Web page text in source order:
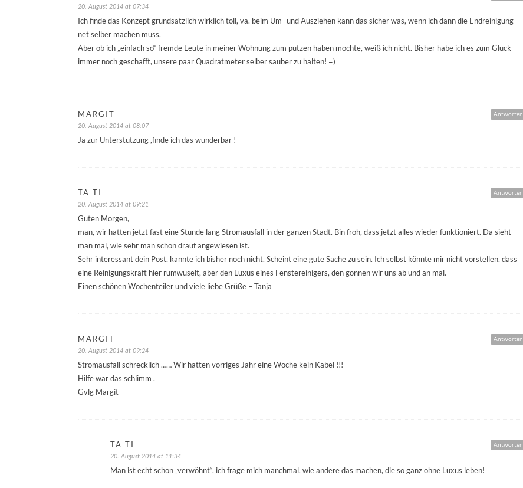
20. August 2014 at 07:34
Ich finde das Konzept grundsätzlich wirklich toll, va. beim Um- und Ausziehen kann das sicher was, wenn ich dann die Endreinigung
net selber machen muss.
Aber ob ich „einfach so“ fremde Leute in meiner Wohnung zum putzen haben möchte, weiß ich nicht. Bisher habe ich es zum Glück
immer noch geschafft, unsere paar Quadratmeter selber sauber zu halten! =)
Antworten
MARGIT
20. August 2014 at 08:07
Ja zur Unterstützung ,finde ich das wunderbar !
Antworten
TA TI
20. August 2014 at 09:21
Guten Morgen,
man, wir hatten jetzt fast eine Stunde lang Stromausfall in der ganzen Stadt. Bin froh, dass jetzt alles wieder funktioniert. Da sieht
man mal, wie sehr man schon drauf angewiesen ist.
Sehr interessant dein Post, kannte ich bisher noch nicht. Scheint eine gute Sache zu sein. Ich selbst könnte mir nicht vorstellen, dass
eine Reinigungskraft hier rumwuselt, aber den Luxus eines Fenstereinigers, den gönnen wir uns ab und an mal.
Einen schönen Wochenteiler und viele liebe Grüße – Tanja
Antworten
MARGIT
20. August 2014 at 09:24
Stromausfall schrecklich …… Wir hatten vorriges Jahr eine Woche kein Kabel !!!
Hilfe war das schlimm .
Gvlg Margit
Antworten
TA TI
20. August 2014 at 11:34
Man ist echt schon „verwöhnt“, ich frage mich manchmal, wie andere das machen, die so ganz ohne Luxus leben!